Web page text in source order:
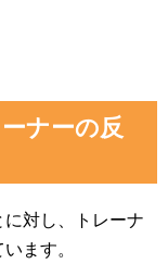
ナーの反
に対し、トレーナ
ます。